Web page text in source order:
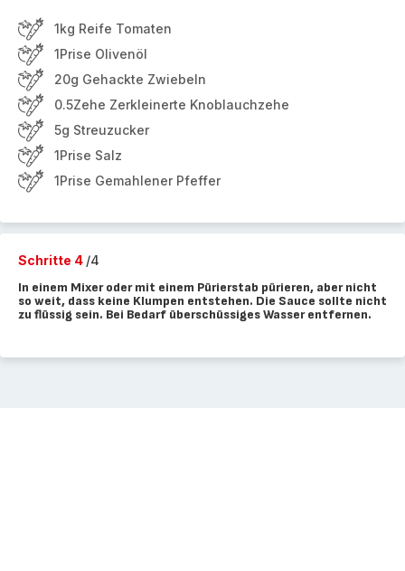
1kg Reife Tomaten
1Prise Olivenöl
20g Gehackte Zwiebeln
0.5Zehe Zerkleinerte Knoblauchzehe
5g Streuzucker
1Prise Salz
1Prise Gemahlener Pfeffer
Schritte 4 /4
In einem Mixer oder mit einem Pürierstab pürieren, aber nicht
so weit, dass keine Klumpen entstehen. Die Sauce sollte nicht
zu flüssig sein. Bei Bedarf überschüssiges Wasser entfernen.